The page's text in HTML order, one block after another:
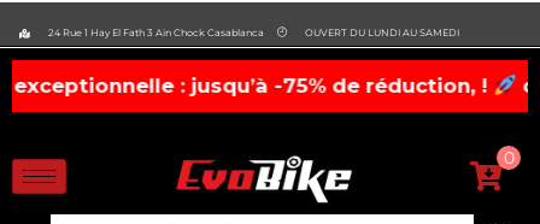
24 Rue 1 Hay El Fath 3 Ain Chock Casablanca OUVERT DU LUNDI AU SAMEDI
: jusqu’à -75% de réduction, ! casques,
0